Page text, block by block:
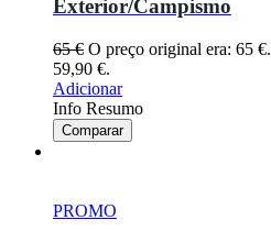
Exterior/Campismo
65€ O preço original era: 65 €.
59,90 €.
Adicionar
Info Resumo
Comparar
PROMO